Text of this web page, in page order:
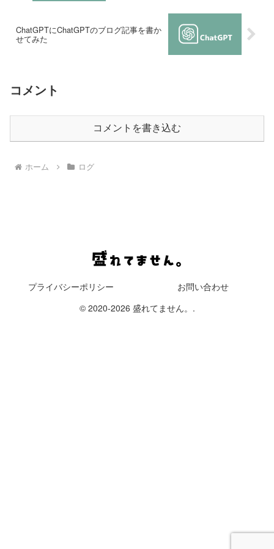
ChatGPTにChatGPTのブログ記事を書か
せてみた
コメント
コメントを書き込む
ホーム ログ
プライバシーポリシー
お問い合わせ
© 2020-2026 盛れてません。.